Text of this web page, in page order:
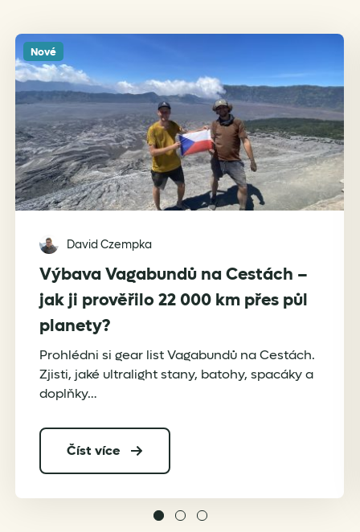
Nové
David Czempka
Výbava Vagabundů na Cestách –
jak ji prověřilo 22 000 km přes půl
planety?
Prohlédni si gear list Vagabundů na Cestách.
Zjisti, jaké ultralight stany, batohy, spacáky a
doplňky…
Číst více